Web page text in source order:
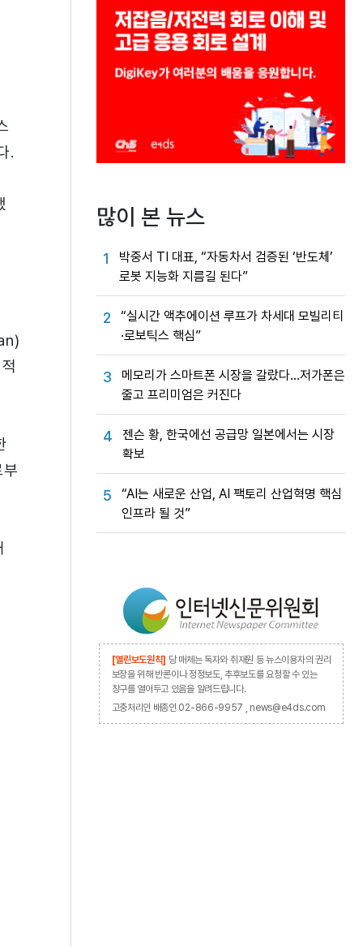
.
많이 본 뉴스
1
박중서 TI 대표, “자동차서 검증된 ‘반도체’
로봇 지능화 지름길 된다”
2
“실시간 액추에이션 루프가 차세대 모빌리티
·로보틱스 핵심”
3
메모리가 스마트폰 시장을 갈랐다…저가폰은
줄고 프리미엄은 커진다
4
젠슨 황, 한국에선 공급망 일본에서는 시장
확보
5
“AI는 새로운 산업, AI 팩토리 산업혁명 핵심
인프라 될 것”
[열린보도원칙] 당 매체는 독자와 취재원 등 뉴스이용자의 권리
보장을 위해 반론이나 정정보도, 추후보도를 요청할 수 있는
창구를 열어두고 있음을 알려드립니다.
고충처리인 배종인 02-866-9957 , news@e4ds.com